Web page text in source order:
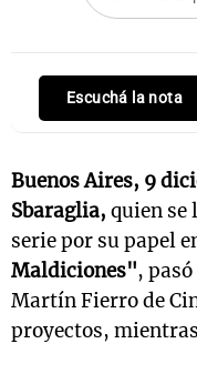
Escuchá la nota
Buenos Aires, 9
Sbaraglia, quien se
serie por su papel
Maldiciones",
Martín Fierro de
proyectos,